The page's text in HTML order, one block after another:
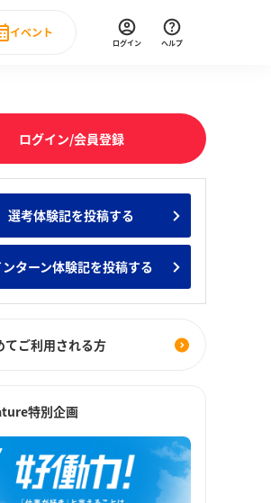
ング みんなのインターン人気企業ランキ
ュー
イベント
直近のイベント一覧
ログイン ヘルプ
ログイン/会員登録
選考体験記を投稿する
ンターン体験記を投稿する
てご利用される方
特別企画